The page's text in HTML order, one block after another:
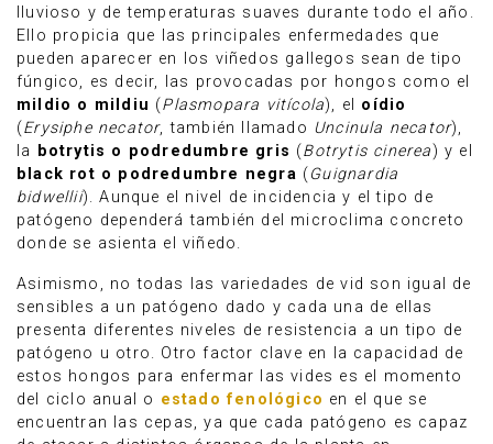
lluvioso y de temperaturas suaves durante todo el año.
Ello propicia que las principales enfermedades que
pueden aparecer en los viñedos gallegos sean de tipo
fúngico, es decir, las provocadas por hongos como el
mildio o mildiu (Plasmopara vitícola), el oídio
(Erysiphe necator, también llamado Uncinula necator),
la botrytis o podredumbre gris (Botrytis cinerea) y el
black rot o podredumbre negra ( Guignardia
bidwellii). Aunque el nivel de incidencia y el tipo de
patógeno dependerá también del microclima concreto
donde se asienta el viñedo.
Asimismo, no todas las variedades de vid son igual de
sensibles a un patógeno dado y cada una de ellas
presenta diferentes niveles de resistencia a un tipo de
patógeno u otro. Otro factor clave en la capacidad de
estos hongos para enfermar las vides es el momento
del ciclo anual o estado fenológico en el que se
encuentran las cepas, ya que cada patógeno es capaz